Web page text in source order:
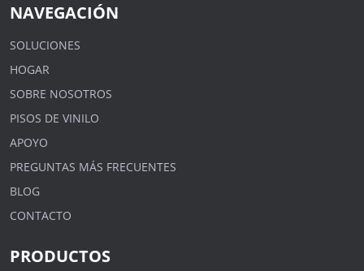
NAVEGACIÓN
SOLUCIONES
HOGAR
SOBRE NOSOTROS
PISOS DE VINILO
APOYO
PREGUNTAS MÁS FRECUENTES
BLOG
CONTACTO
PRODUCTOS